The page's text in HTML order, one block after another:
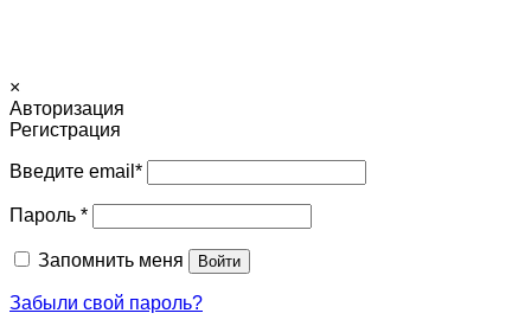
×
Авторизация
Регистрация
Введите email *
Пароль *
Запомнить меня Войти
Забыли свой пароль?